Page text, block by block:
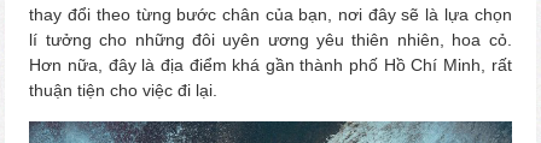
thay đổi theo từng bước chân của bạn, nơi đây sẽ là lựa chọn
lí tưởng cho những đôi uyên ương yêu thiên nhiên, hoa cỏ.
Hơn nữa, đây là địa điểm khá gần thành phố Hồ Chí Minh, rất
thuận tiện cho việc đi lại.